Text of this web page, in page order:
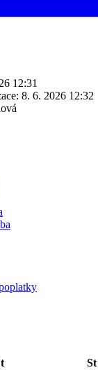
12:31
8. 6. 2026 12:32
St